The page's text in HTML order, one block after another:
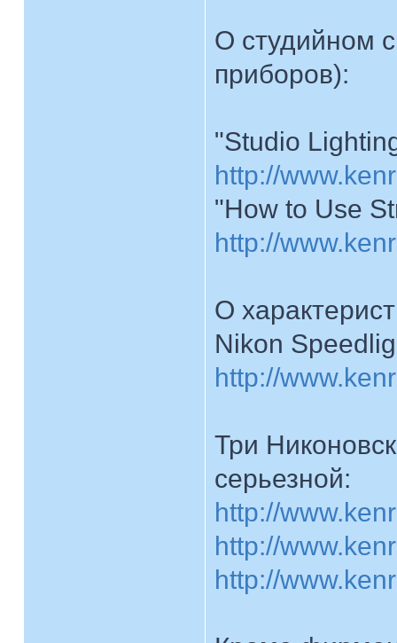
О студийном
приборов):
"Studio
http://
"How to Use
http://
О
Nikon
http://
Три
серьезной:
http://
http://
http://